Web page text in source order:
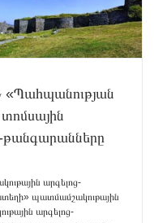
«Պահպանության
թանգարանները
արգելոց-
պատմամշակութային
արգելոց-